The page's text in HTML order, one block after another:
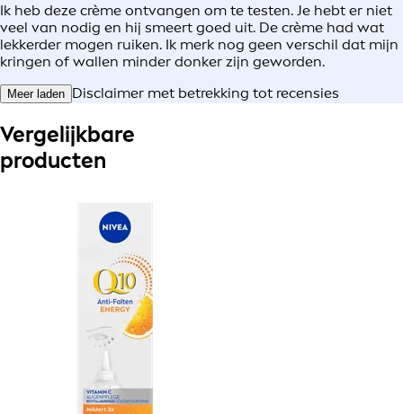
Ik heb deze crème ontvangen om te testen. Je hebt er niet
veel van nodig en hij smeert goed uit. De crème had wat
lekkerder mogen ruiken. Ik merk nog geen verschil dat mijn
kringen of wallen minder donker zijn geworden.
Meer laden Disclaimer met betrekking tot recensies
Vergelijkbare
producten